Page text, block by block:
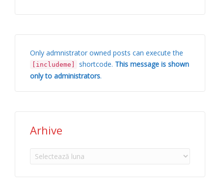
Only admnistrator owned posts can execute the
[includeme] shortcode. This message is shown
only to administrators.
Arhive
Arhive